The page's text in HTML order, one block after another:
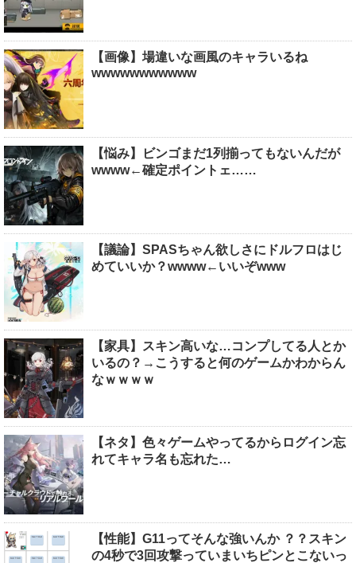
【画像】場違いな画風のキャラいるね
wwwwwwwwwww
【悩み】ビンゴまだ1列揃ってもないんだが
wwww←確定ポイントェ……
【議論】SPASちゃん欲しさにドルフロはじ
めていいか？wwww←いいぞwww
【家具】スキン高いな…コンプしてる人とか
いるの？→こうすると何のゲームかわからん
なｗｗｗｗ
【ネタ】色々ゲームやってるからログイン忘
れてキャラ名も忘れた…
【性能】G11ってそんな強いんか ？？スキン
の4秒で3回攻撃っていまいちピンとこないっ